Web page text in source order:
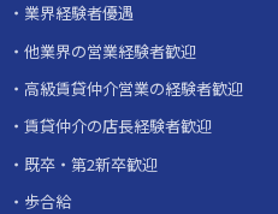
業界経験者優遇
他業界の営業経験者歓迎
高級賃貸仲介営業の経験者歓迎
賃貸仲介の店長経験者歓迎
既卒・第2新卒歓迎
歩合給